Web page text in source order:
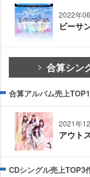
2022年
ビーサ
合算シン
合算アルバム売上
2021年
アウト
CDシングル売上TOP3